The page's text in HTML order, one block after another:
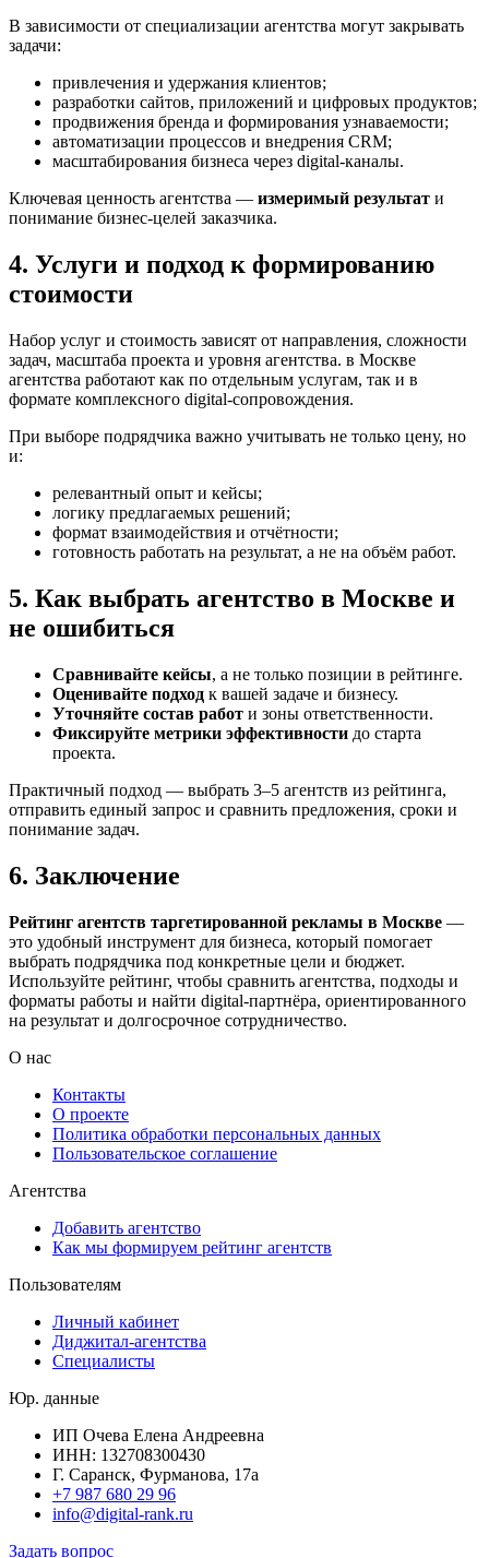
В зависимости от специализации агентства могут закрывать
задачи:
привлечения и удержания клиентов;
разработки сайтов, приложений и цифровых продуктов;
продвижения бренда и формирования узнаваемости;
автоматизации процессов и внедрения CRM;
масштабирования бизнеса через digital-каналы.
Ключевая ценность агентства — измеримый результат и
понимание бизнес-целей заказчика.
4. Услуги и подход к формированию
стоимости
Набор услуг и стоимость зависят от направления, сложности
задач, масштаба проекта и уровня агентства. в Москве
агентства работают как по отдельным услугам, так и в
формате комплексного digital-сопровождения.
При выборе подрядчика важно учитывать не только цену, но
и:
релевантный опыт и кейсы;
логику предлагаемых решений;
формат взаимодействия и отчётности;
готовность работать на результат, а не на объём работ.
5. Как выбрать агентство в Москве и
не ошибиться
Сравнивайте кейсы, а не только позиции в рейтинге.
Оценивайте подход к вашей задаче и бизнесу.
Уточняйте состав работ и зоны ответственности.
Фиксируйте метрики эффективности до старта
проекта.
Практичный подход — выбрать 3–5 агентств из рейтинга,
отправить единый запрос и сравнить предложения, сроки и
понимание задач.
6. Заключение
Рейтинг агентств таргетированной рекламы в Москве —
это удобный инструмент для бизнеса, который помогает
выбрать подрядчика под конкретные цели и бюджет.
Используйте рейтинг, чтобы сравнить агентства, подходы и
форматы работы и найти digital-партнёра, ориентированного
на результат и долгосрочное сотрудничество.
О нас
Контакты
О проекте
Политика обработки персональных данных
Пользовательское соглашение
Агентства
Добавить агентство
Как мы формируем рейтинг агентств
Пользователям
Личный кабинет
Диджитал-агентства
Специалисты
Юр. данные
ИП Очева Елена Андреевна
ИНН: 132708300430
Г. Саранск, Фурманова, 17а
+7 987 680 29 96
info@digital-rank.ru
Задать вопрос